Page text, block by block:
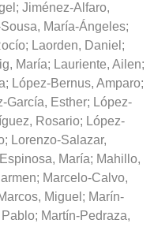
; Jiménez-Alfaro,
María-Ángeles;
; Laorden, Daniel ;
María; Lauriente, Ailen;
; López-Bernus, Amparo;
García, Esther; López-
Rosario; López-
; Lorenzo-Salazar,
María; Mahillo,
; Marcelo-Calvo,
Miguel ; Marín-
Pablo; Martín-Pedraza,